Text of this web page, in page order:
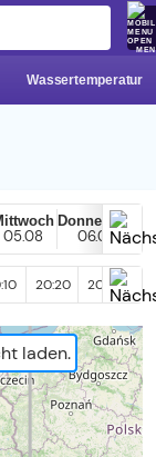
Wassertemperatur
05.08
Donnerstag
06.08
20:20 20:30
laden.